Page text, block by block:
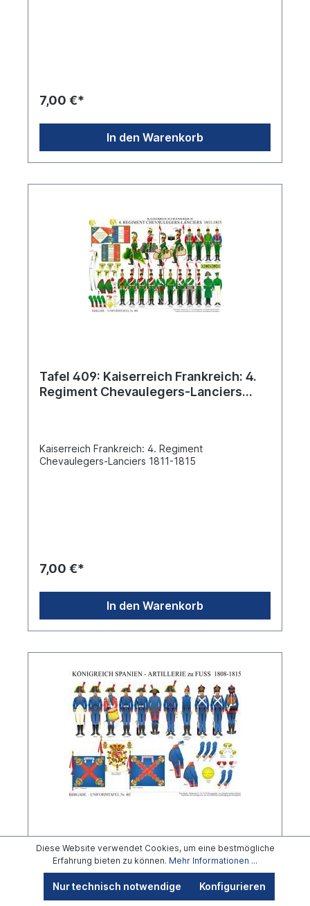
7,00 €*
In den Warenkorb
Tafel 409: Kaiserreich Frankreich: 4.
Regiment Chevaulegers-Lanciers
Kaiserreich Frankreich: 4. Regiment
Chevaulegers-Lanciers 1811-1815
7,00 €*
In den Warenkorb
Tafel 407: Königreich Spanien:
Artillerie zu Fuß 1808-1815
Diese Website verwendet Cookies, um eine bestmögliche
Erfahrung bieten zu können. Mehr Informationen ...
Nur technisch notwendige Konfigurieren